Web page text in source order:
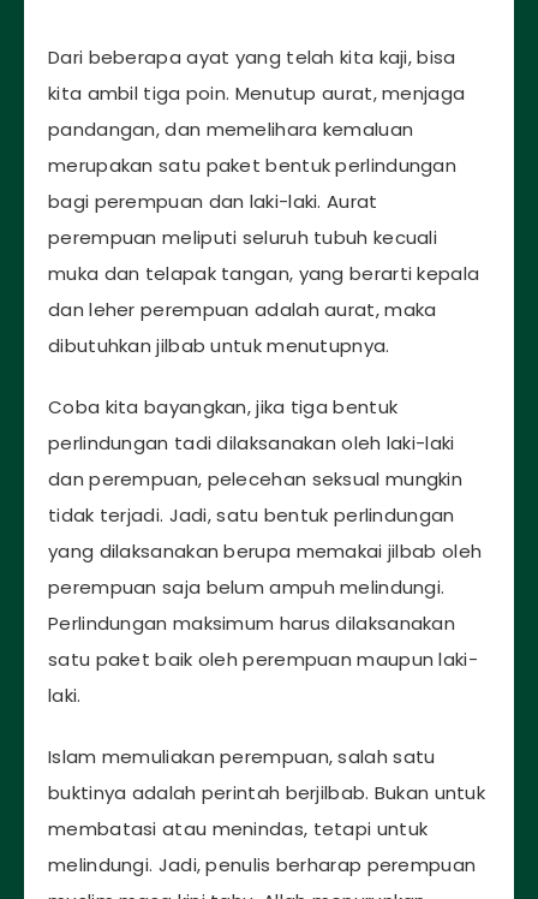
Dari beberapa ayat yang telah kita kaji, bisa
kita ambil tiga poin. Menutup aurat, menjaga
pandangan, dan memelihara kemaluan
merupakan satu paket bentuk perlindungan
bagi perempuan dan laki-laki. Aurat
perempuan meliputi seluruh tubuh kecuali
muka dan telapak tangan, yang berarti kepala
dan leher perempuan adalah aurat, maka
dibutuhkan jilbab untuk menutupnya.
Coba kita bayangkan, jika tiga bentuk
perlindungan tadi dilaksanakan oleh laki-laki
dan perempuan, pelecehan seksual mungkin
tidak terjadi. Jadi, satu bentuk perlindungan
yang dilaksanakan berupa memakai jilbab oleh
perempuan saja belum ampuh melindungi.
Perlindungan maksimum harus dilaksanakan
satu paket baik oleh perempuan maupun laki-
laki.
Islam memuliakan perempuan, salah satu
buktinya adalah perintah berjilbab. Bukan untuk
membatasi atau menindas, tetapi untuk
melindungi. Jadi, penulis berharap perempuan